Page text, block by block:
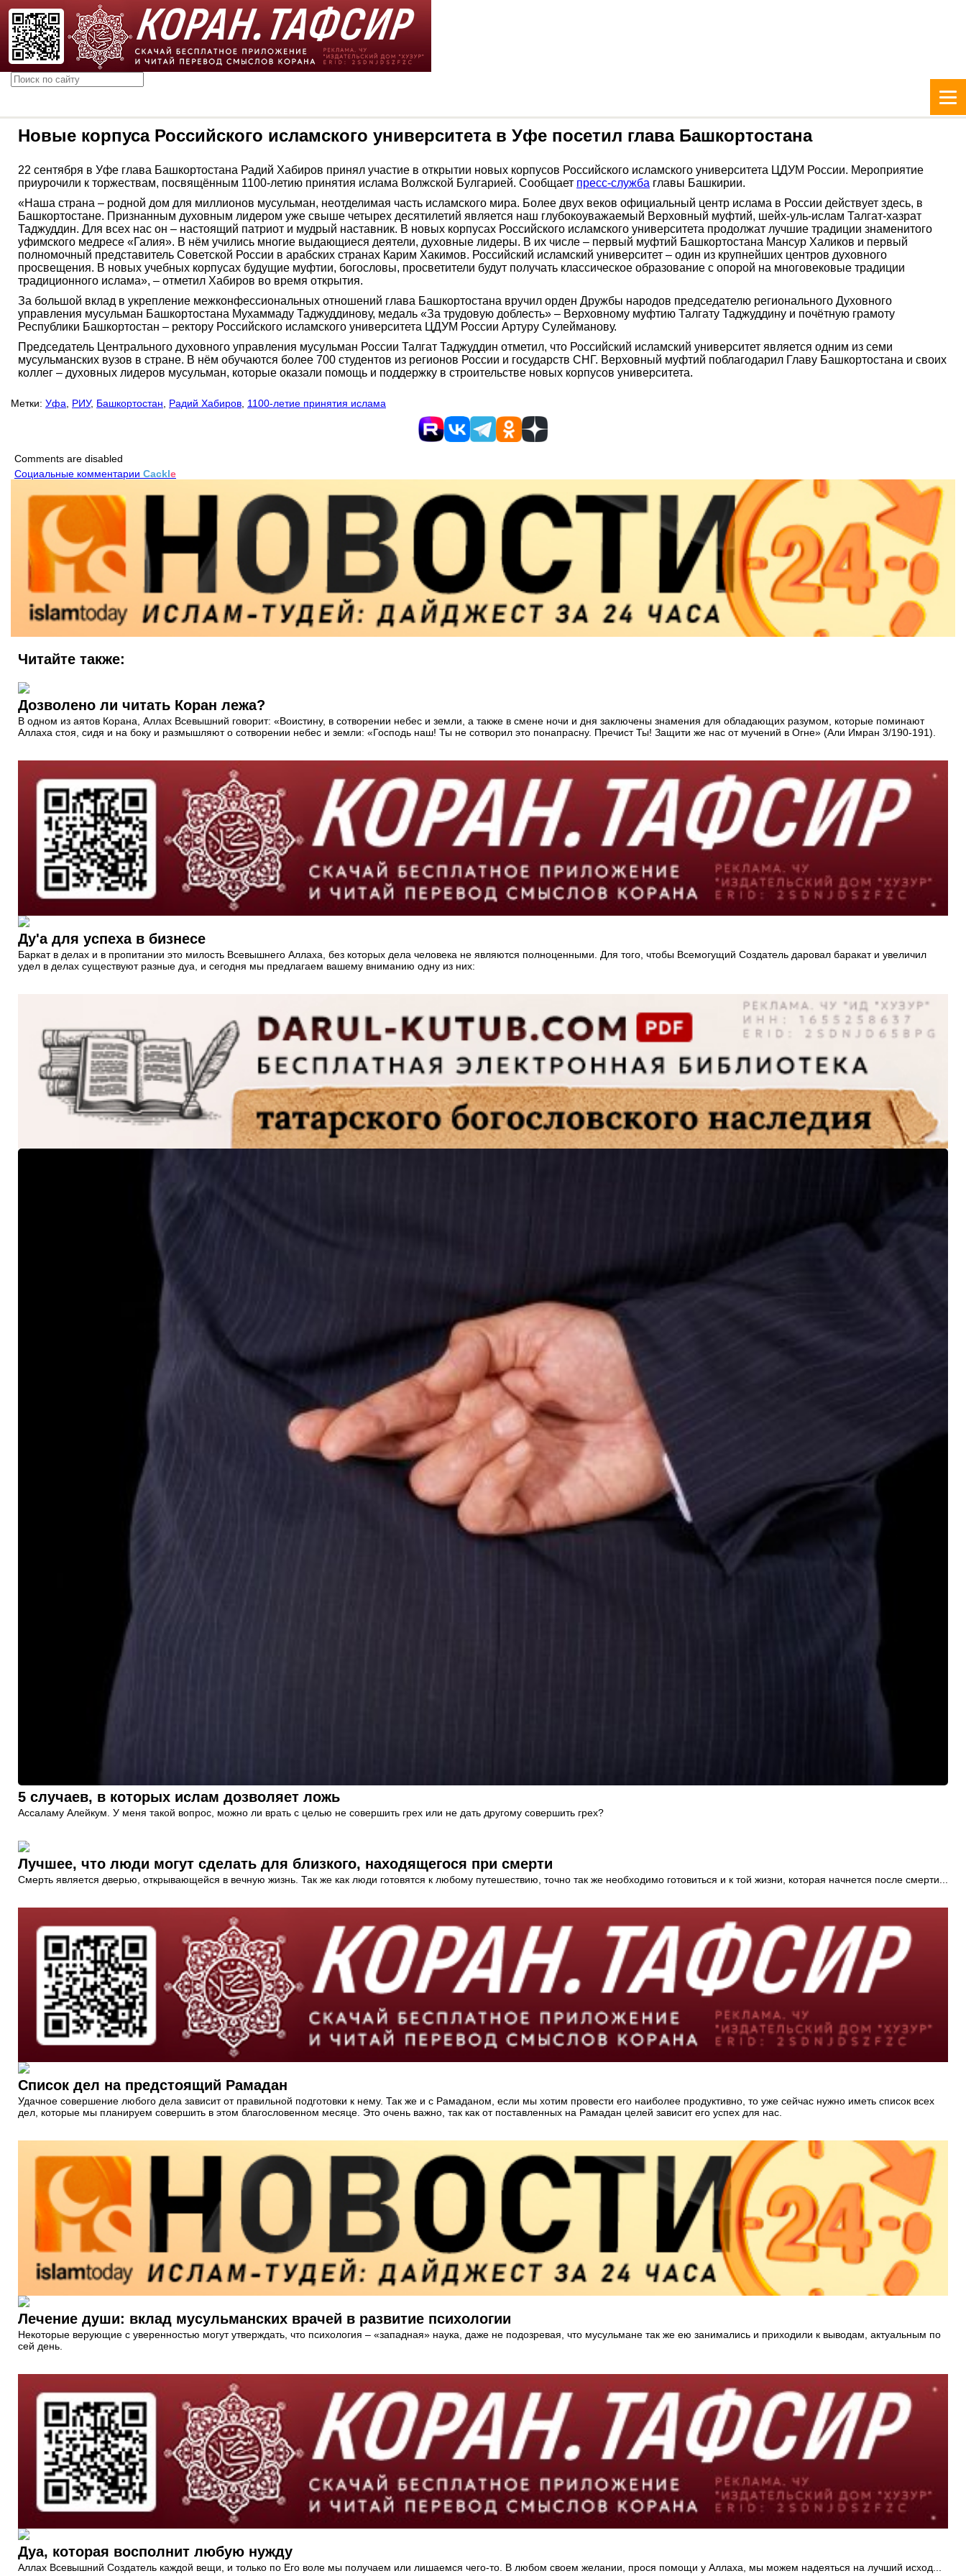
Новые корпуса Российского исламского университета в Уфе посетил глава Башкортостана
22 сентября в Уфе глава Башкортостана Радий Хабиров принял участие в открытии новых корпусов Российского исламского университета ЦДУМ России. Мероприятие
приурочили к торжествам, посвящённым 1100-летию принятия ислама Волжской Булгарией. Сообщает пресс-служба главы Башкирии.
«Наша страна – родной дом для миллионов мусульман, неотделимая часть исламского мира. Более двух веков официальный центр ислама в России действует здесь, в
Башкортостане. Признанным духовным лидером уже свыше четырех десятилетий является наш глубокоуважаемый Верховный муфтий, шейх-уль-ислам Талгат-хазрат
Таджуддин. Для всех нас он – настоящий патриот и мудрый наставник. В новых корпусах Российского исламского университета продолжат лучшие традиции знаменитого
уфимского медресе «Галия». В нём учились многие выдающиеся деятели, духовные лидеры. В их числе – первый муфтий Башкортостана Мансур Халиков и первый
полномочный представитель Советской России в арабских странах Карим Хакимов. Российский исламский университет – один из крупнейших центров духовного
просвещения. В новых учебных корпусах будущие муфтии, богословы, просветители будут получать классическое образование с опорой на многовековые традиции
традиционного ислама», – отметил Хабиров во время открытия.
За большой вклад в укрепление межконфессиональных отношений глава Башкортостана вручил орден Дружбы народов председателю регионального Духовного
управления мусульман Башкортостана Мухаммаду Таджуддинову, медаль «За трудовую доблесть» – Верховному муфтию Талгату Таджуддину и почётную грамоту
Республики Башкортостан – ректору Российского исламского университета ЦДУМ России Артуру Сулейманову.
Председатель Центрального духовного управления мусульман России Талгат Таджуддин отметил, что Российский исламский университет является одним из семи
мусульманских вузов в стране. В нём обучаются более 700 студентов из регионов России и государств СНГ. Верховный муфтий поблагодарил Главу Башкортостана и своих
коллег – духовных лидеров мусульман, которые оказали помощь и поддержку в строительстве новых корпусов университета.
Метки: Уфа РИУ, Башкортостан Радий Хабиров 1100-летие принятия ислама
Comments are disabled
Социальные комментарии Cackle
Читайте также:
Дозволено ли читать Коран лежа?
В одном из аятов Корана, Аллах Всевышний говорит: «Воистину, в сотворении небес и земли, а также в смене ночи и дня заключены знамения для обладающих разумом, которые поминают
Аллаха стоя, сидя и на боку и размышляют о сотворении небес и земли: «Господь наш! Ты не сотворил это понапрасну. Пречист Ты! Защити же нас от мучений в Огне» (Али Имран 3/190-191).
Ду'а для успеха в бизнесе
Баркат в делах и в пропитании это милость Всевышнего Аллаха, без которых дела человека не являются полноценными. Для того, чтобы Всемогущий Создатель даровал баракат и увеличил
удел в делах существуют разные дуа, и сегодня мы предлагаем вашему вниманию одну из них:
5 случаев, в которых ислам дозволяет ложь
Ассаламу Алейкум. У меня такой вопрос, можно ли врать с целью не совершить грех или не дать другому совершить грех?
Лучшее, что люди могут сделать для близкого, находящегося при смерти
Смерть является дверью, открывающейся в вечную жизнь. Так же как люди готовятся к любому путешествию, точно так же необходимо готовиться и к той жизни, которая начнется после смерти...
Список дел на предстоящий Рамадан
Удачное совершение любого дела зависит от правильной подготовки к нему. Так же и с Рамаданом, если мы хотим провести его наиболее продуктивно, то уже сейчас нужно иметь список всех
дел, которые мы планируем совершить в этом благословенном месяце. Это очень важно, так как от поставленных на Рамадан целей зависит его успех для нас.
Лечение души: вклад мусульманских врачей в развитие психологии
Некоторые верующие с уверенностью могут утверждать, что психология – «западная» наука, даже не подозревая, что мусульмане так же ею занимались и приходили к выводам, актуальным по
сей день.
Дуа, которая восполнит любую нужду
Аллах Всевышний Создатель каждой вещи, и только по Его воле мы получаем или лишаемся чего-то. В любом своем желании, прося помощи у Аллаха, мы можем надеяться на лучший исход...